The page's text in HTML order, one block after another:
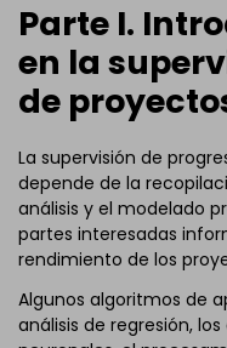
Parte I.
en la
de
La supervisión de
depende de la
análisis y el modelado
partes interesadas
rendimiento de los
Algunos algoritmos de
análisis de regresión,